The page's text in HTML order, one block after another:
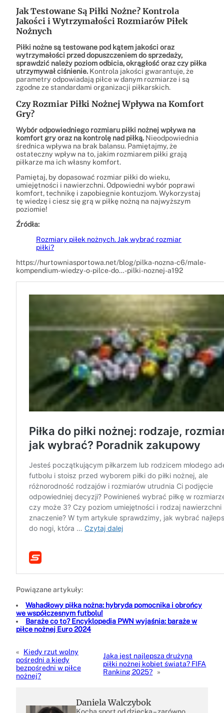
Jak Testowane Są Piłki Nożne? Kontrola
Jakości i Wytrzymałości Rozmiarów Piłek
Nożnych
Piłki nożne są testowane pod kątem jakości oraz
wytrzymałości przed dopuszczeniem do sprzedaży,
sprawdzić należy poziom odbicia, okrągłość oraz czy piłka
utrzymywał ciśnienie. Kontrola jakości gwarantuje, że
parametry odpowiadają piłce w danym rozmiarze i są
zgodne ze standardami organizacji piłkarskich.
Czy Rozmiar Piłki Nożnej Wpływa na Komfort
Gry?
Wybór odpowiedniego rozmiaru piłki nożnej wpływa na
komfort gry oraz na kontrolę nad piłką. Nieodpowiednia
średnica wpływa na brak balansu. Pamiętajmy, że
ostateczny wpływ na to, jakim rozmiarem piłki grają
piłkarze ma ich własny komfort.
Pamiętaj, by dopasować rozmiar piłki do wieku,
umiejętności i nawierzchni. Odpowiedni wybór poprawi
komfort, technikę i zapobiegnie kontuzjom. Wykorzystaj
tę wiedzę i ciesz się grą w piłkę nożną na najwyższym
poziomie!
Źródła:
Rozmiary piłek nożnych. Jak wybrać rozmiar
piłki?
https://hurtowniasportowa.net/blog/pilka-nozna-c6/male-
kompendium-wiedzy-o-pilce-do…-pilki-noznej-a192
Powiązane artykuły:
Wahadłowy piłka nożna: hybryda pomocnika i obrońcy
we współczesnym futbolu!
Baraże co to? Encyklopedia PWN wyjaśnia: baraże w
piłce nożnej Euro 2024
«
Kiedy rzut wolny
pośredni a kiedy
bezpośredni w piłce
nożnej?
Jaka jest najlepsza drużyna
piłki nożnej kobiet świata? FIFA
Ranking 2025?
»
Daniela Walczybok
Kocha sport od dziecka – zarówno